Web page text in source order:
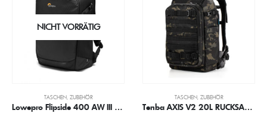
NICHT VORRÄTIG
TASCHEN, ZUBEHÖR
Lowepro Flipside 400 AW III Fotorucksack
TASCHEN, ZUBEHÖR
Tenba AXIS V2 20L RUCKSACK – MULTICAM SCHWARZ